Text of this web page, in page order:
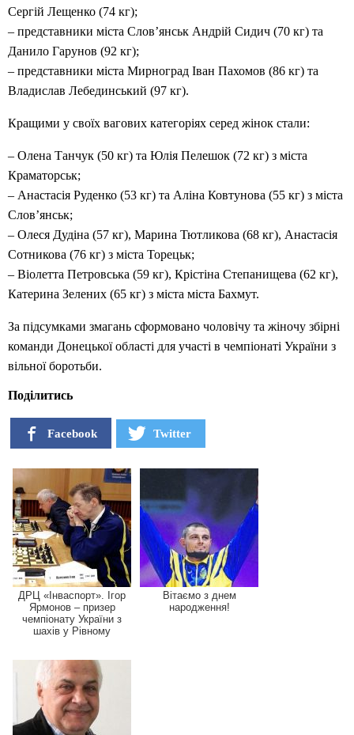
Сергій Лещенко (74 кг);
– представники міста Слов’янськ Андрій Сидич (70 кг) та
Данило Гарунов (92 кг);
– представники міста Мирноград Іван Пахомов (86 кг) та
Владислав Лебединський (97 кг).
Кращими у своїх вагових категоріях серед жінок стали:
– Олена Танчук (50 кг) та Юлія Пелешок (72 кг) з міста
Краматорськ;
– Анастасія Руденко (53 кг) та Аліна Ковтунова (55 кг) з міста
Слов’янськ;
– Олеся Дудіна (57 кг), Марина Тютликова (68 кг), Анастасія
Сотникова (76 кг) з міста Торецьк;
– Віолетта Петровська (59 кг), Крістіна Степанищева (62 кг),
Катерина Зелених (65 кг) з міста міста Бахмут.
За підсумками змагань сформовано чоловічу та жіночу збірні
команди Донецької області для участі в чемпіонаті України з
вільної боротьби.
Поділитись
Facebook Twitter
ДРЦ «Інваспорт». Ігор
Ярмонов – призер
чемпіонату України з
шахів у Рівному
Вітаємо з днем
народження!